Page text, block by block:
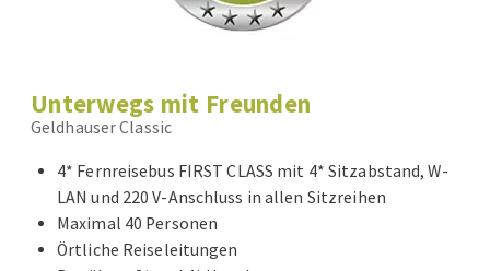
Unterwegs mit Freunden
Geldhauser Classic
4* Fernreisebus FIRST CLASS mit 4* Sitzabstand, W-
LAN und 220 V-Anschluss in allen Sitzreihen
Maximal 40 Personen
Örtliche Reiseleitungen